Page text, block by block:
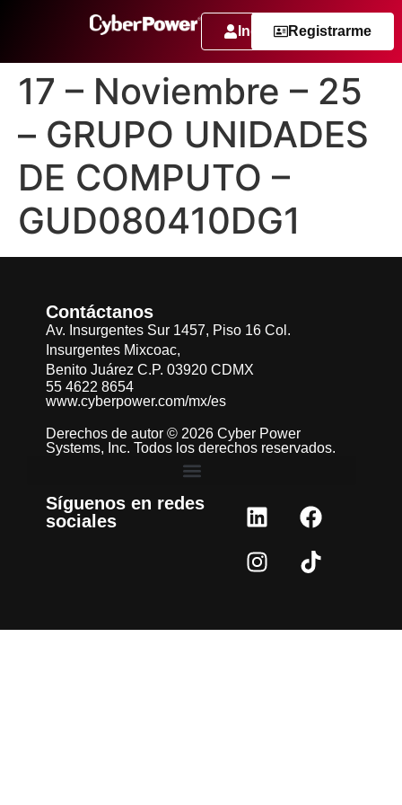
IngresarRegistrarme
17 – Noviembre – 25
– GRUPO UNIDADES
DE COMPUTO –
GUD080410DG1
Contáctanos
Av. Insurgentes Sur 1457, Piso 16 Col.
Insurgentes Mixcoac,
Benito Juárez C.P. 03920 CDMX
55 4622 8654
www.cyberpower.com/mx/es
Derechos de autor © 2026 Cyber Power
Systems, Inc. Todos los derechos reservados.
Síguenos en redes
sociales